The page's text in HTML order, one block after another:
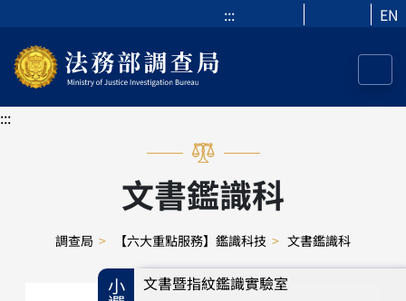
::: EN
:::
文書鑑識科
調查局 > 【六大重點服務】鑑識科技 > 文書鑑識科
文書暨指紋鑑識實驗室